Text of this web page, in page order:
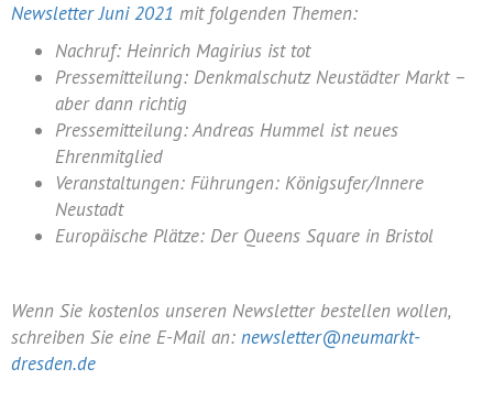
Newsletter Juni 2021 mit folgenden Themen:
Nachruf: Heinrich Magirius ist tot
Pressemitteilung: Denkmalschutz Neustädter Markt –
aber dann richtig
Pressemitteilung: Andreas Hummel ist neues
Ehrenmitglied
Veranstaltungen: Führungen: Königsufer/Innere
Neustadt
Europäische Plätze: Der Queens Square in Bristol
Wenn Sie kostenlos unseren Newsletter bestellen wollen,
schreiben Sie eine E-Mail an: newsletter@neumarkt-
dresden.de